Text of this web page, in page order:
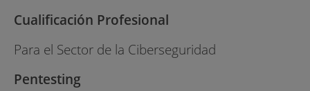
Cualificación Profesional
Para el Sector de la Ciberseguridad
Pentesting